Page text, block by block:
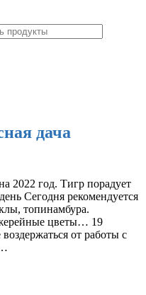
дача
2022 год. Тигр порадует
Сегодня рекомендуется
топинамбура.
цветы… 19
от работы с